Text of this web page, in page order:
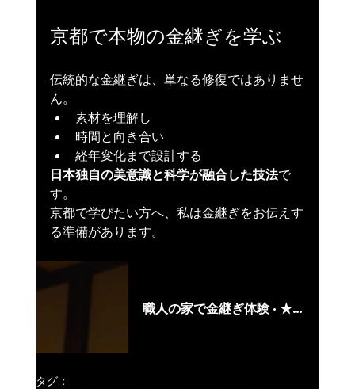
京都で本物の金継ぎを学ぶ
伝統的な金継ぎは、単なる修復ではありませ
ん。
素材を理解し
時間と向き合い
経年変化まで設計する
日本独自の美意識と科学が融合した技法で
す。
京都で学びたい方へ、私は金継ぎをお伝えす
る準備があります。
職人の家で金継ぎ体験 · ★5.0
タグ：